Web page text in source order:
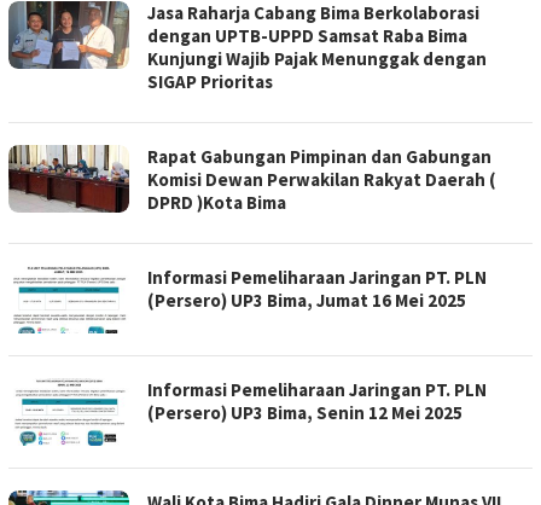
Jasa Raharja Cabang Bima Berkolaborasi
dengan UPTB-UPPD Samsat Raba Bima
Kunjungi Wajib Pajak Menunggak dengan
SIGAP Prioritas
Rapat Gabungan Pimpinan dan Gabungan
Komisi Dewan Perwakilan Rakyat Daerah (
DPRD )Kota Bima
Informasi Pemeliharaan Jaringan PT. PLN
(Persero) UP3 Bima, Jumat 16 Mei 2025
Informasi Pemeliharaan Jaringan PT. PLN
(Persero) UP3 Bima, Senin 12 Mei 2025